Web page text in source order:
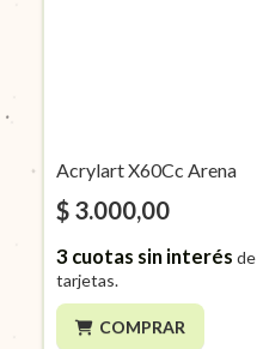
Acrylart X60Cc Arena
$ 3.000,00
3cuotas sin interés de
tarjetas.
COMPRAR